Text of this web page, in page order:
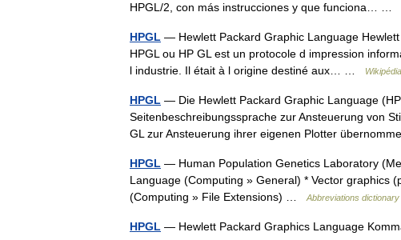
HPGL/2, con más instrucciones y que funciona… …
HPGL — Hewlett Packard Graphic Language
HPGL ou HP GL est un protocole d impression
l industrie. Il était à l origine destiné aux… …
HPGL — Die Hewlett Packard Graphic Language
Seitenbeschreibungssprache zur Ansteuerung von
GL zur Ansteuerung ihrer eigenen Plotter
HPGL — Human Population Genetics Laboratory
Language (Computing » General) * Vector graphics
(Computing » File Extensions) …
Abbreviations dictionary
HPGL — Hewlett Packard Graphics Language